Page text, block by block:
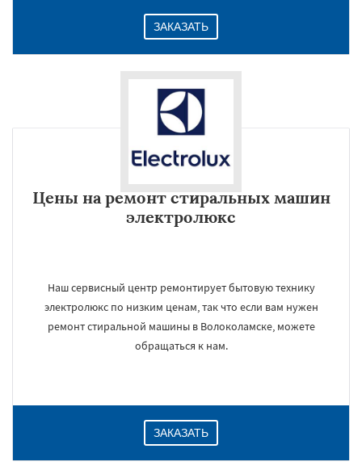
ЗАКАЗАТЬ
Цены на ремонт стиральных машин
электролюкс
Наш сервисный центр ремонтирует бытовую технику
электролюкс по низким ценам, так что если вам нужен
ремонт стиральной машины в Волоколамске, можете
обращаться к нам.
ЗАКАЗАТЬ